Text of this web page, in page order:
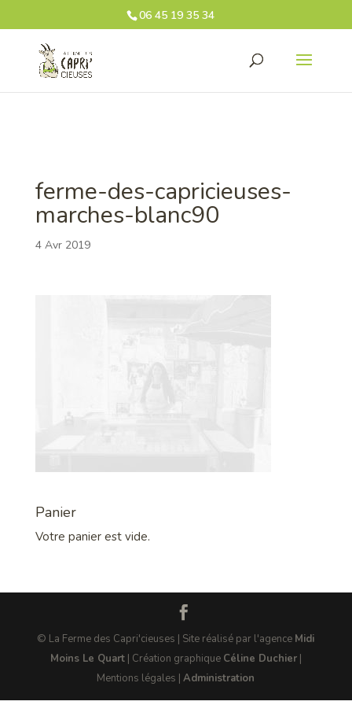
06 45 19 35 34‬
ferme-des-capricieuses-
marches-blanc90
4 Avr 2019
Panier
Votre panier est vide.
© La Ferme des Capri'cieuses | Site réalisé par l'agence Midi
Moins Le Quart| Création graphique Céline Duchier|
Mentions légales |Administration